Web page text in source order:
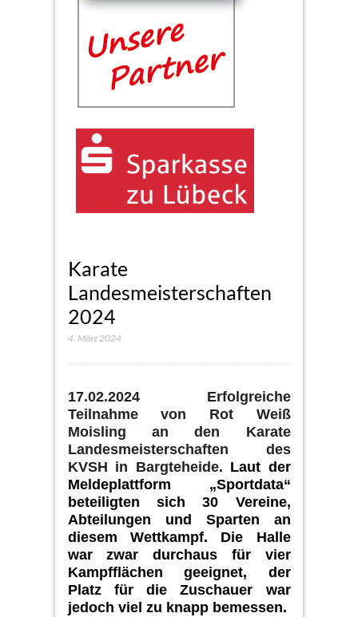
Karate
Landesmeisterschaften
2024
4. März 2024
17.02.2024
Erfolgreiche
Teilnahme von Rot Weiß
Moisling an den Karate
Landesmeisterschaften des
KVSH in Bargteheide. Laut der
Meldeplattform „Sportdata“
beteiligten sich 30 Vereine,
Abteilungen und Sparten an
diesem Wettkampf. Die Halle
war zwar durchaus für vier
Kampfflächen geeignet, der
Platz für die Zuschauer war
jedoch viel zu knapp bemessen.